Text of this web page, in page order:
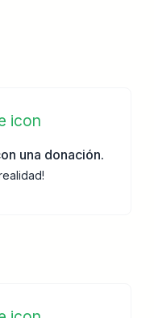
una donación.